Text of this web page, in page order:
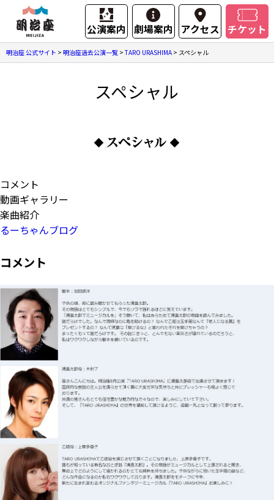
公演案内 劇場案内 アクセス チケット
明治座 公式サイト > 明治座過去公演一覧 >TARO URASHIMA > スペシャル
スペシャル
コメント
動画ギャラリー
楽曲紹介
るーちゃんブログ
コメント